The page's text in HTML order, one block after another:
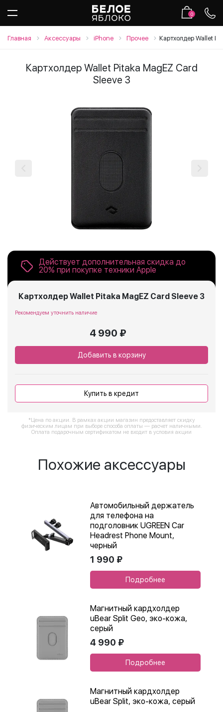
0
Главная Аксессуары iPhone Прочее Картхолдер Wallet
Картхолдер Wallet Pitaka MagEZ Card
Sleeve 3
Действует дополнительная скидка до
20% при покупке техники Apple
Картхолдер Wallet Pitaka MagEZ Card Sleeve 3
Рекомендуем уточнить наличие
4 990 ₽
Добавить в корзину
Купить в кредит
*Цена по акции. В рамках акции магазин предоставляет скидку
физическим лицам при выборе способа оплаты — расчет наличными.
Оплата подарочным сертификатом не входит в условия акции
Похожие аксессуары
Автомобильный держатель
для телефона на
подголовник UGREEN Car
Headrest Phone Mount,
черный
1 990 ₽
Подробнее
Магнитный кардхолдер
uBear Split Geo, эко-кожа,
серый
4 990 ₽
Подробнее
Магнитный кардхолдер
uBear Split, эко-кожа, серый